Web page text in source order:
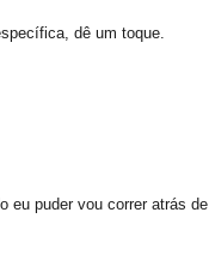
dê um toque.
eu puder vou correr atrás de